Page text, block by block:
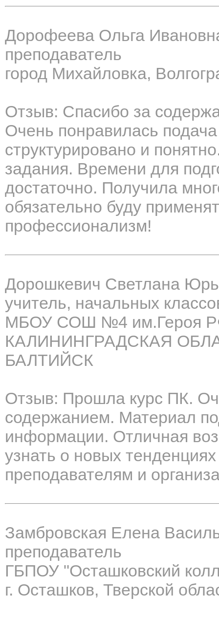
Дорофеева Ольга
преподаватель
город Михайловка,
Отзыв: Спасибо за
Очень понравилась
структурировано и
задания. Времени для
достаточно. Получила
обязательно буду
профессионализм!
Дорошкевич Светлана
учитель, начальных
МБОУ СОШ №4 им.Героя
КАЛИНИНГРАДСКАЯ
БАЛТИЙСК
Отзыв: Прошла курс ПК.
содержанием. Материал
информации. Отличная
узнать о новых
преподавателям и
Замбровская Елена
преподаватель
ГБПОУ "Осташковский
г. Осташков, Тверской